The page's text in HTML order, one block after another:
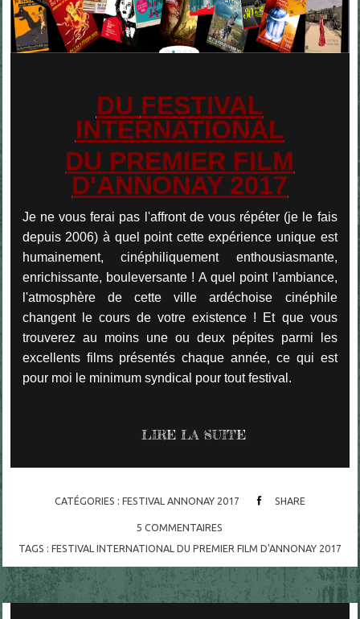
DU FESTIVAL
INTERNATIONAL
DU PREMIER FILM
D'ANNONAY 2017
Je ne vous ferai pas l'affront de vous répéter (je le fais
depuis 2006) à quel point cette expérience unique est
humainement, cinéphiliquement enthousiasmante,
enrichissante, bouleversante ! A quel point l'ambiance,
l'atmosphère de cette ville ardéchoise cinéphile
changent le cours de votre existence ! Et que vous
trouverez au moins une ou deux pépites parmi les
excellents films présentés chaque année, ce qui est
pour moi le minimum syndical pour tout festival.
LIRE LA SUITE
CATÉGORIES : FESTIVAL ANNONAY 2017 SHARE
5 COMMENTAIRES
TAGS : FESTIVAL INTERNATIONAL DU PREMIER FILM D'ANNONAY 2017